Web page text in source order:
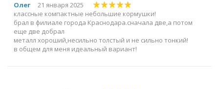
Олег
21 января 2025
классные компактные небольшие кормушки!
брал в филиале города Краснодара.сначала две,а потом
еще две добрал
металл хороший,несильно толстый и не сильно тонкий!
в общем для меня идеальный вариант!